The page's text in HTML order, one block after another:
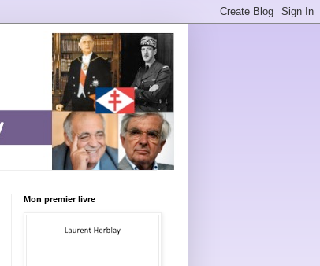
Mon premier livre